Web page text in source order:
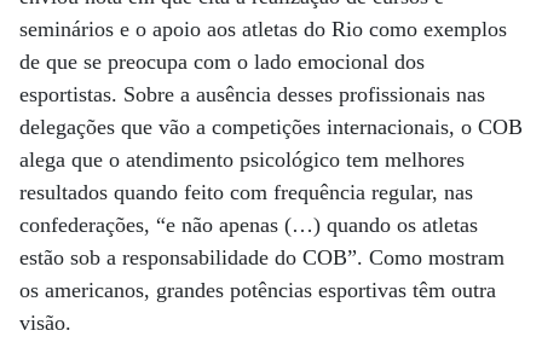
seminários e o apoio aos atletas do Rio como exemplos
de que se preocupa com o lado emocional dos
esportistas. Sobre a ausência desses profissionais nas
delegações que vão a competições internacionais, o COB
alega que o atendimento psicológico tem melhores
resultados quando feito com frequência regular, nas
confederações, “e não apenas (…) quando os atletas
estão sob a responsabilidade do COB”. Como mostram
os americanos, grandes potências esportivas têm outra
visão.